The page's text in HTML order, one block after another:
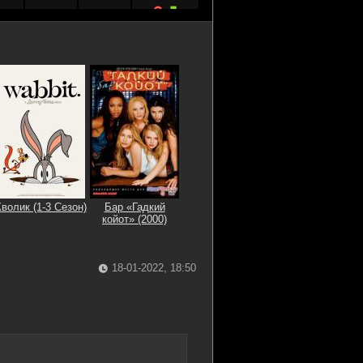
MB 0 0
1
3 0
0 1
1
1
(1-3 Сезон)
Бар «Гадкий
койот» (2000)
18-01-2022, 18:50